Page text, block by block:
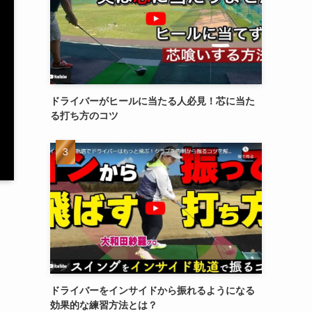
ドライバーがヒールに当たる人必見！芯に当た
る打ち方のコツ
ドライバーをインサイドから振れるようになる
効果的な練習方法とは？